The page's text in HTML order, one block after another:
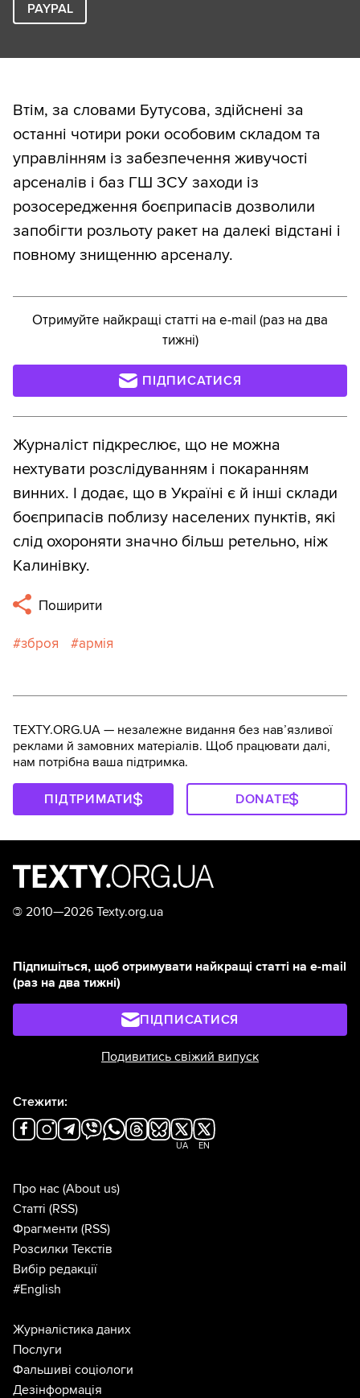
PAYPAL
Втім, за словами Бутусова, здійснені за
останні чотири роки особовим складом та
управлінням із забезпечення живучості
арсеналів і баз ГШ ЗСУ заходи із
розосередження боєприпасів дозволили
запобігти розльоту ракет на далекі відстані і
повному знищенню арсеналу.
Отримуйте найкращі статті на e-mail (раз на два
тижні)
ПІДПИСАТИСЯ
Журналіст підкреслює, що не можна
нехтувати розслідуванням і покаранням
винних. І додає, що в Україні є й інші склади
боєприпасів поблизу населених пунктів, які
слід охороняти значно більш ретельно, ніж
Калинівку.
Поширити
зброя армія
TEXTY.ORG.UA — незалежне видання без навʼязливої
реклами й замовних матеріалів. Щоб працювати далі,
нам потрібна ваша підтримка.
ПІДТРИМАТИ DONATE
© 2010—2026 Texty.org.ua
Підпишіться, щоб отримувати найкращі статті на e-mail
(раз на два тижні)
ПІДПИСАТИСЯ
Подивитись свіжий випуск
Стежити:
UA EN
Про нас (About us)
Статті (RSS)
Фрагменти (RSS)
Розсилки Текстів
Вибір редакції
#English
Журналістика даних
Послуги
Фальшиві соціологи
Дезінформація